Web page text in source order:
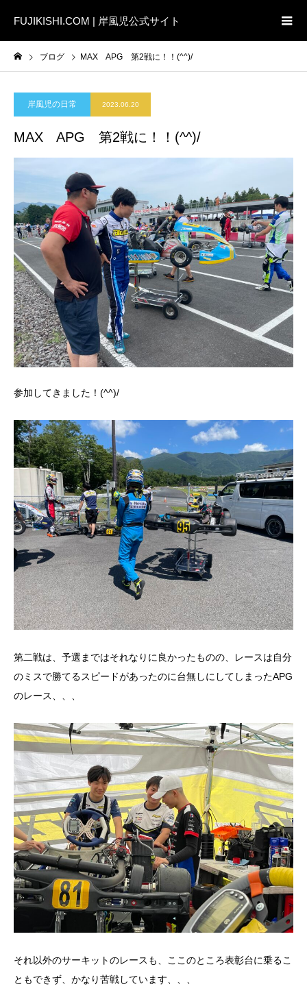
FUJIKISHI.COM | 岸風児公式サイト
ブログ MAX APG 第2戦に！！(^^)/
岸風児の日常 2023.06.20
MAX APG 第2戦に！！(^^)/
参加してきました！(^^)/
第二戦は、予選まではそれなりに良かったものの、レースは自分
のミスで勝てるスピードがあったのに台無しにしてしまったAPG
のレース、、、
それ以外のサーキットのレースも、ここのところ表彰台に乗るこ
ともできず、かなり苦戦しています、、、